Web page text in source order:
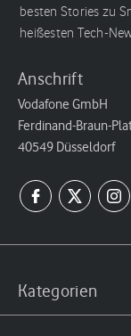
besten Stories zu
heißesten Tech-
Anschrift
Vodafone GmbH
Ferdinand-Braun-
40549 Düsseldorf
Kategorien